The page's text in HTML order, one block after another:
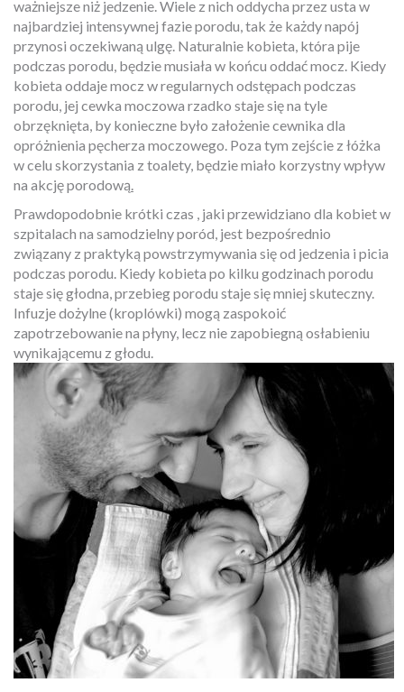
ważniejsze niż jedzenie. Wiele z nich oddycha przez usta w
najbardziej intensywnej fazie porodu, tak że każdy napój
przynosi oczekiwaną ulgę. Naturalnie kobieta, która pije
podczas porodu, będzie musiała w końcu oddać mocz. Kiedy
kobieta oddaje mocz w regularnych odstępach podczas
porodu, jej cewka moczowa rzadko staje się na tyle
obrzęknięta, by konieczne było założenie cewnika dla
opróżnienia pęcherza moczowego. Poza tym zejście z łóżka
w celu skorzystania z toalety, będzie miało korzystny wpływ
na akcję porodową.
Prawdopodobnie krótki czas , jaki przewidziano dla kobiet w
szpitalach na samodzielny poród, jest bezpośrednio
związany z praktyką powstrzymywania się od jedzenia i picia
podczas porodu. Kiedy kobieta po kilku godzinach porodu
staje się głodna, przebieg porodu staje się mniej skuteczny.
Infuzje dożylne (kroplówki) mogą zaspokoić
zapotrzebowanie na płyny, lecz nie zapobiegną osłabieniu
wynikającemu z głodu.